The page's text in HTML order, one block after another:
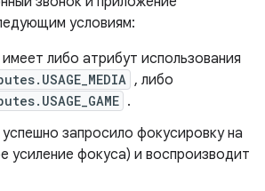
условиям:
либо атрибут использования
, либо
.
запросило фокусировку на
усиление фокуса) и воспроизводит